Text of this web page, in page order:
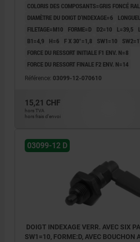
COLORIS DES COMPOSANTS=GRIS FONCÉ
DIAMÈTRE DU DOIGT D'INDEXAGE=6
FILETAGE=M10
FORME=D D2=10 L=39,5
B1=4,9
H=6 F X 30°=1,8 SW1=10
FORCE DU RESSORT INITIALE F1 ENV. N=8
FORCE DU RESSORT FINALE F2 ENV. N=14
Référence: 03099-12-070610
15,21 CHF
hors TVA
hors frais d’envoi
03099-12 D
DOIGT INDEXAGE VERR. AVEC SIX
SW1=10, FORME:D, AVEC BOUCHON